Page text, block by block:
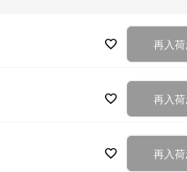
再入
再入
再入